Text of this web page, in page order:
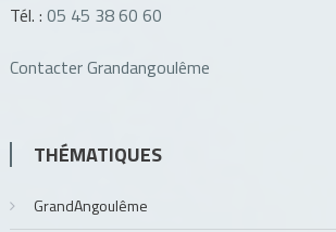
Tél. : 05 45 38 60 60
Contacter Grandangoulême
THÉMATIQUES
GrandAngoulême